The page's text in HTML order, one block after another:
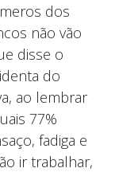
dos
não vão
disse o
do
ao lembrar
77%
fadiga e
ir trabalhar,